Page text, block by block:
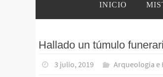
contenido
INICIO
Hallado un túmulo
3 julio, 2019 Arqueología e